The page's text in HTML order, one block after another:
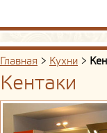
Главная > Кухни >
Кентаки